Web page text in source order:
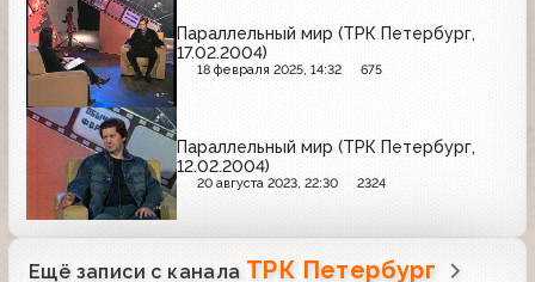
Параллельный мир (ТРК Петербург,
17.02.2004)
18 февраля 2025, 14:32 675
Параллельный мир (ТРК Петербург,
12.02.2004)
20 августа 2023, 22:30 2324
Ещё записи с канала ТРК Петербург